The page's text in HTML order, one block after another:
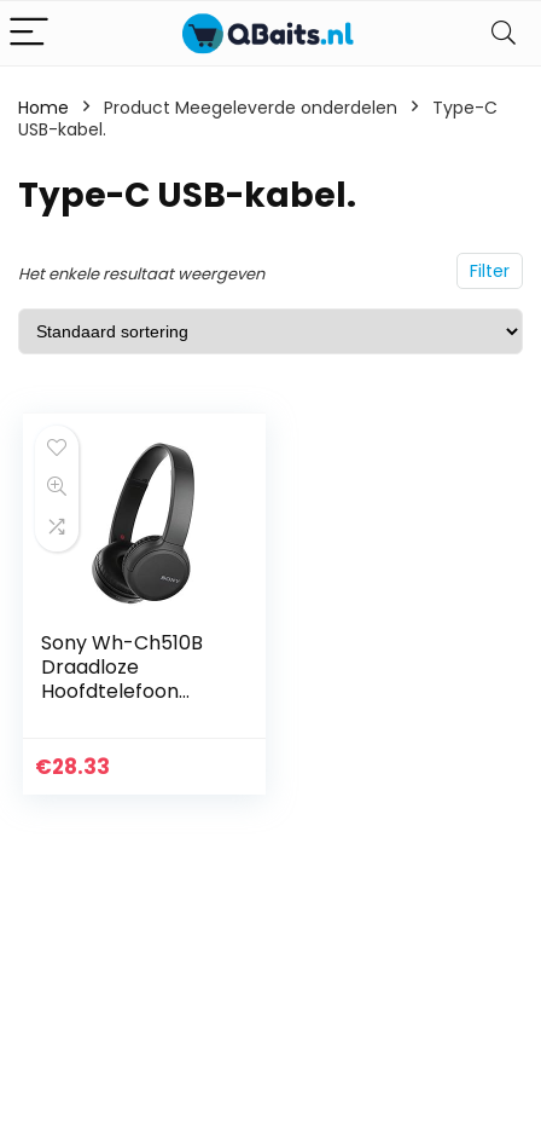
Home Product Meegeleverde onderdelen
Type-C
USB-kabel.
Type-C USB-kabel.
Filter
Het enkele resultaat weergeven
Sony Wh-Ch510B
Draadloze
Hoofdtelefoon
quick charge, tot
€28.33